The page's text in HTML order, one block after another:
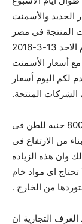
والأسمنت
المنتجة في مصر
,اخبار ارتفاع أسعار الحديد والأسمنت اليوم الاحد 13-3-2016
أسعار الأسمنت
لكم اليوم أسعار
المنتجة.
حيث تم رفع الاسعار بالفعل تم رفع الاسعار الى 800 جنيه للطن فى
من الارتفاع فى
وان هذه الزياده
اى مواد خام
من الخارج .
التجارية ان